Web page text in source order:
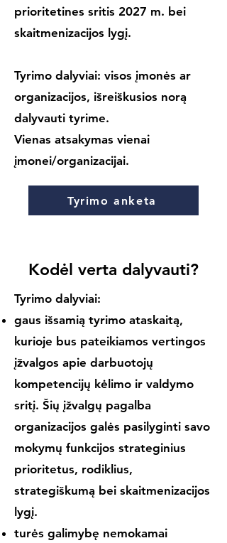
prioritetines sritis 2027 m. bei
skaitmenizacijos lygį.
Tyrimo dalyviai: visos įmonės ar
organizacijos, išreiškusios norą
dalyvauti tyrime.
Vienas atsakymas vienai
įmonei/organizacijai.
Tyrimo anketa
Kodėl verta dalyvauti?
Tyrimo dalyviai:
gaus išsamią tyrimo ataskaitą,
kurioje bus pateikiamos vertingos
įžvalgos apie darbuotojų
kompetencijų kėlimo ir valdymo
sritį. Šių įžvalgų pagalba
organizacijos galės pasilyginti savo
mokymų funkcijos strateginius
prioritetus, rodiklius,
strategiškumą bei skaitmenizacijos
lygį.
turės galimybę nemokamai